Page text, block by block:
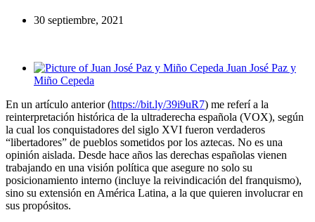
30 septiembre, 2021
Juan José Paz y
Miño Cepeda
En un artículo anterior (https://bit.ly/39i9uR7) me referí a la
reinterpretación histórica de la ultraderecha española (VOX), según
la cual los conquistadores del siglo XVI fueron verdaderos
“libertadores” de pueblos sometidos por los aztecas. No es una
opinión aislada. Desde hace años las derechas españolas vienen
trabajando en una visión política que asegure no solo su
posicionamiento interno (incluye la reivindicación del franquismo),
sino su extensión en América Latina, a la que quieren involucrar en
sus propósitos.